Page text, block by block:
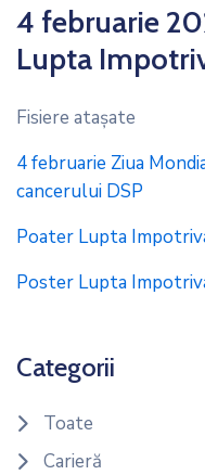
4 februarie
Lupta
Fisiere ataşate
4 februarie Ziua
cancerului DSP
Poater Lupta
Poster Lupta
Categorii
Toate
Carieră